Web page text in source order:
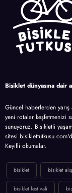
Bisiklet dünyasına dair
Güncel haberlerden
yeni rotalar keşfetmenizi
sunuyoruz. Bisikletli
sitesi
Keyifli okumalar.
bisiklet bisiklet
bisiklet festivali